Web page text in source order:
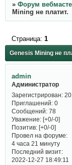
» Форум
Mining не платит.
Genesis Mining не
Страница: 1
admin
Администратор
Зарегистрирован:
Приглашений:0
Сообщений:78
Уважение: [+0/-0]
Позитив: [+0/-0]
Провел на форуме:
4 часа 21 минуту
Последний визит:
2022-12-27 18:49:11